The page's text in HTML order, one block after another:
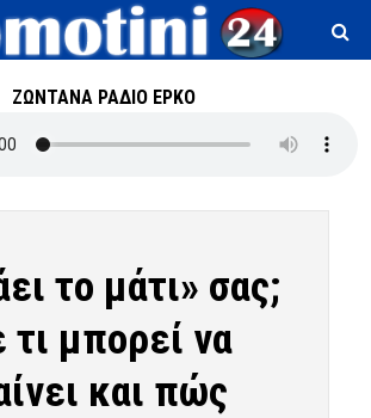
ΖΩΝΤΑΝΑ ΡΑΔΙΟ ΕΡΚΟ
το μάτι» σας;
τι μπορεί να
και πώς